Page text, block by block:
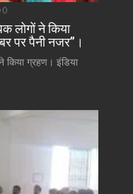
0
लोगों ने किया
पर पैनी नजर”।
ग्रहण। इंडिया